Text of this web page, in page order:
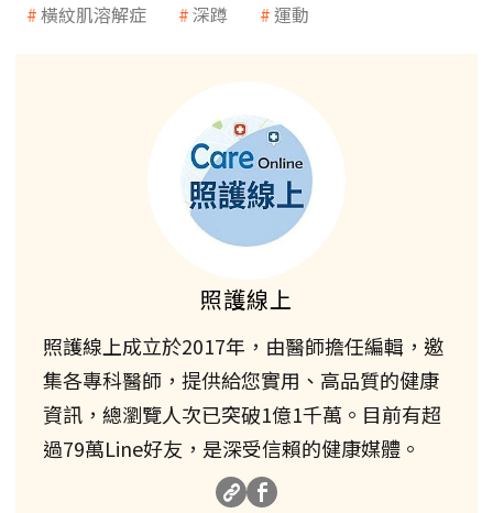
橫紋肌溶解症 深蹲 運動
照護線上
照護線上成立於2017年，由醫師擔任編輯，邀
集各專科醫師，提供給您實用、高品質的健康
資訊，總瀏覽人次已突破1億1千萬。目前有超
過79萬Line好友，是深受信賴的健康媒體。